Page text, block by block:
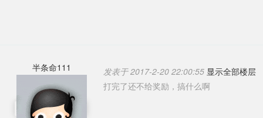
半条命111 发表于 2017-2-20 22:00:55 显示全部楼层
打完了还不给奖励，搞什么啊